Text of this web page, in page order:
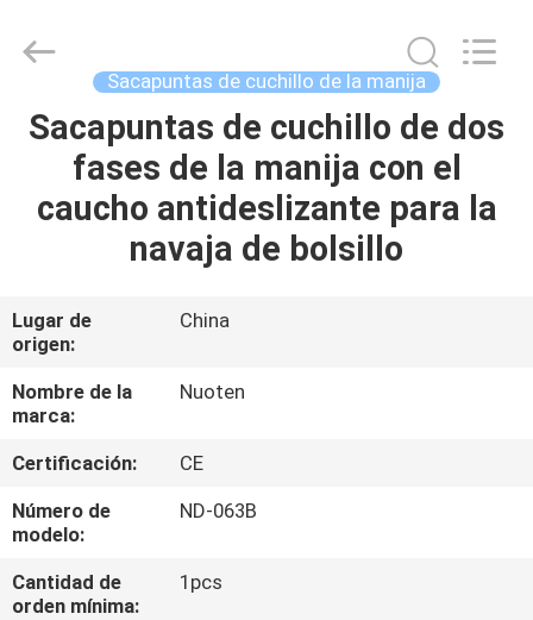
EN
CASA
PRODUCTOS
LOS
VÍDEOS
SOBRE
NOSOTROS
RECORRIDO
POR
Electric
Appliance
Rights
Reserved.
Sacapuntas de cuchillo de la manija
Sacapuntas de cuchillo de dos
fases de la manija con el
caucho antideslizante para la
navaja de bolsillo
Lugar de
origen:
China
Nombre de la
marca:
Nuoten
Certificación:
CE
Número de
modelo:
ND-063B
Cantidad de
orden mínima:
1pcs